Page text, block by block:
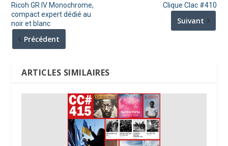
Ricoh GR IV Monochrome,
compact expert dédié au
noir et blanc
Précédent
Clique Clac #410
Suivant
ARTICLES SIMILAIRES